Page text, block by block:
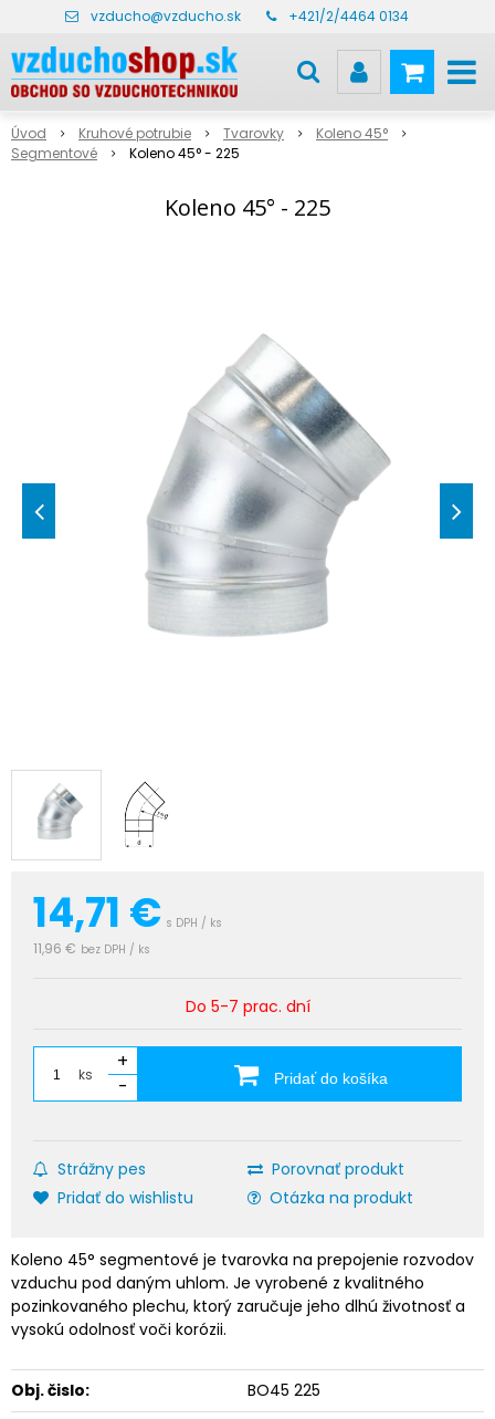
vzducho@vzducho.sk +421/2/4464 0134
Úvod Kruhové potrubie Tvarovky
Koleno 45°
Segmentové
Koleno 45° - 225
Koleno 45° - 225
14,71 € s DPH / ks
11,96 € bez DPH / ks
Do 5-7 prac. dní
ks
+
-
Pridať do košíka
Strážny pes
Porovnať produkt
Pridať do wishlistu
Otázka na produkt
Koleno 45° segmentové je tvarovka na prepojenie rozvodov
vzduchu pod daným uhlom. Je vyrobené z kvalitného
pozinkovaného plechu, ktorý zaručuje jeho dlhú životnosť a
vysokú odolnosť voči korózii.
Obj. čislo:
BO45 225